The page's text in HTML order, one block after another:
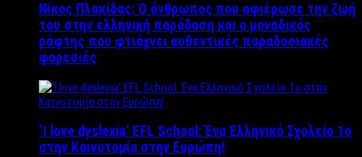
Νίκος Πλακίδας: O άνθρωπος που αφιέρωσε την ζωή
του στην ελληνική παράδοση και ο μοναδικός
ράφτης που φτιάχνει αυθεντικές παραδοσιακές
φορεσιές
‘Ι love dyslexia’ EFL School: Ένα Ελληνικό Σχολείo 1ο
στην Καινοτομία στην Ευρώπη!